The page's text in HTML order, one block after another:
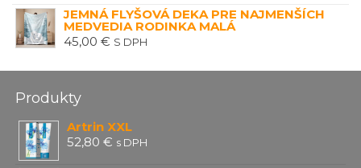
JEMNÁ FLYŠOVÁ DEKA PRE NAJMENŠÍCH
MEDVEDIA RODINKA MALÁ
45,00 € S DPH
Produkty
Artrin XXL
52,80€ s DPH